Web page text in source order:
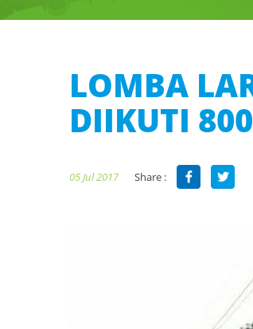
LOMBA
DIIKUTI
05 Jul 2017 Share :